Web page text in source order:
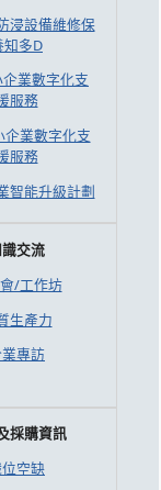
浸設備維修保
知多D
業數字化支
服務
企業數字化支
服務
智能升級計劃
交流
/工作坊
生產力
專訪
採購資訊
空缺